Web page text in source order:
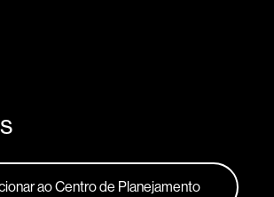
ao Centro de Planejamento